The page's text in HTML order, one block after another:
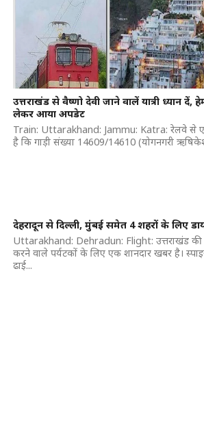
उत्तराखंड से वैष्णो देवी जाने वालें यात्री ध्यान
लेकर आया अपडेट
Train: Uttarakhand: Jammu: Katra: रेलवे से
है कि गाड़ी संख्या 14609/14610 (योगनगरी ऋषिकेश
देहरादून से दिल्ली, मुंबई समेत 4 शहरों के लिए
Uttarakhand: Dehradun: Flight: उत्तराखंड की
करने वाले पर्यटकों के लिए एक शानदार खबर है।
ढाई...